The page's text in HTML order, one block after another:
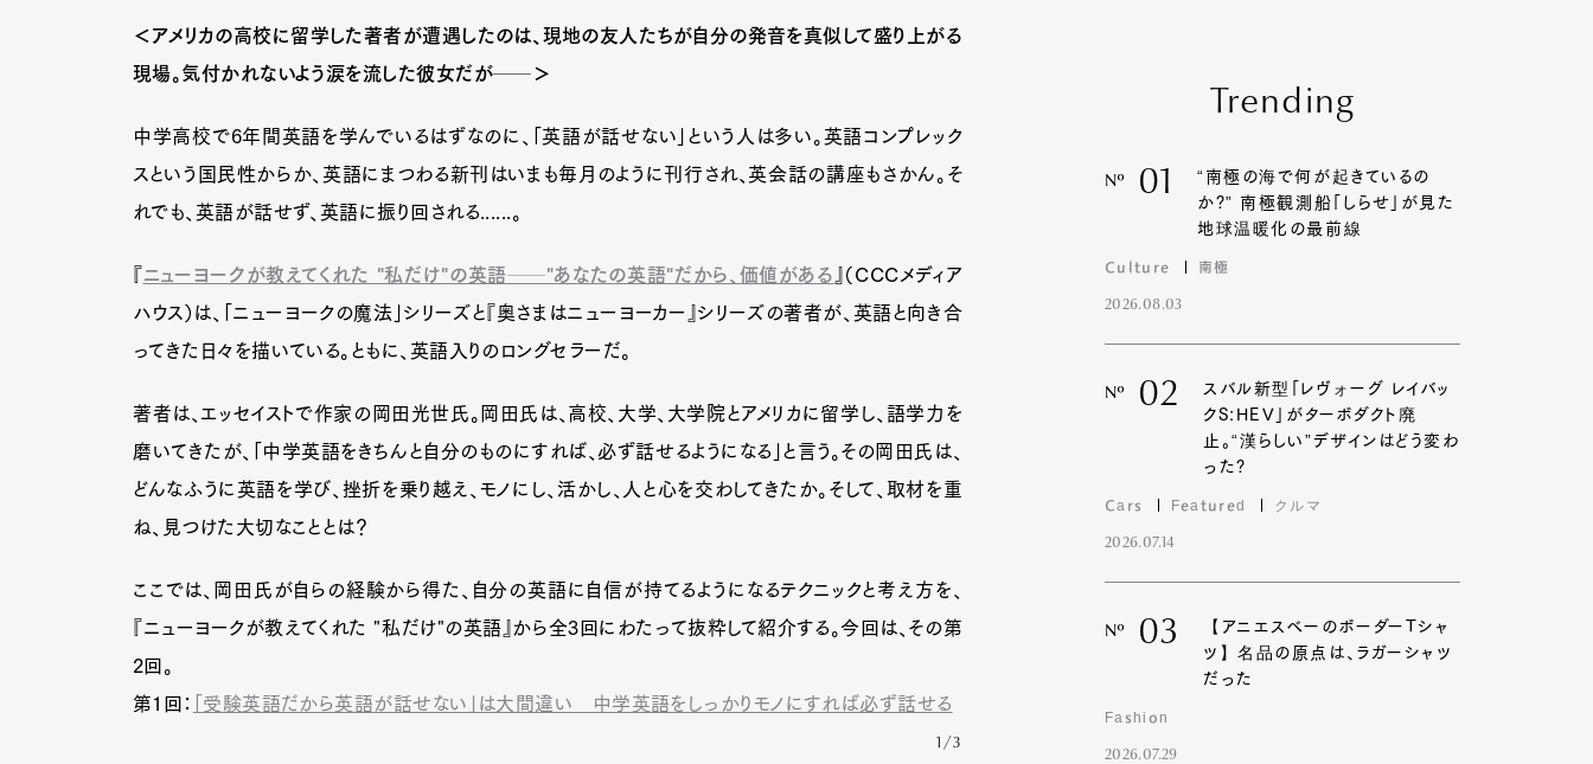
＜アメリカの高校に留学した著者が遭遇したのは、現地の友人たちが自分の発音を真似して盛り上がる
現場。気付かれないよう涙を流した彼女だが──＞
中学高校で6年間英語を学んでいるはずなのに、「英語が話せない」という人は多い。英語コンプレック
スという国民性からか、英語にまつわる新刊はいまも毎月のように刊行され、英会話の講座もさかん。そ
れでも、英語が話せず、英語に振り回される......。
『ニューヨークが教えてくれた "私だけ"の英語──"あなたの英語"だから、価値がある
』（CCCメディア
ハウス）は、「ニューヨークの魔法」シリーズと『奥さまはニューヨーカー』シリーズの著者が、英語と向き合
ってきた日々を描いている。ともに、英語入りのロングセラーだ。
著者は、エッセイストで作家の岡田光世氏。岡田氏は、高校、大学、大学院とアメリカに留学し、語学力を
磨いてきたが、「中学英語をきちんと自分のものにすれば、必ず話せるようになる」と言う。その岡田氏は、
どんなふうに英語を学び、挫折を乗り越え、モノにし、活かし、人と心を交わしてきたか。そして、取材を重
ね、見つけた大切なこととは？
ここでは、岡田氏が自らの経験から得た、自分の英語に自信が持てるようになるテクニックと考え方を、
『ニューヨークが教えてくれた "私だけ"の英語』から全3回にわたって抜粋して紹介する。今回は、その第
2回。
第1回：
「受験英語だから英語が話せない」は大間違い 中学英語をしっかりモノにすれば必ず話せる
1/3
Trending
Nº 01
“南極の海で何が起きているの
か?” 南極観測船「しらせ」が見た
地球温暖化の最前線
Culture 南極
2026.08.03
Nº 02
スバル新型「レヴォーグ レイバッ
クS:HEV」がターボダクト廃
止。“漢らしい”デザインはどう変わ
った?
Cars Featured クルマ
2026.07.14
Nº 03
【アニエスベーのボーダーTシャ
ツ】名品の原点は、ラガーシャツ
だった
Fashion
2026.07.29